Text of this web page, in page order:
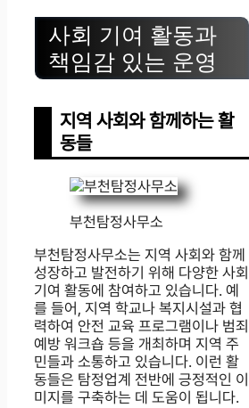
사회 기여 활동과
책임감 있는 운영
지역 사회와 함께하는 활
동들
부천탐정사무소
부천탐정사무소는 지역 사회와 함께
성장하고 발전하기 위해 다양한 사회
기여 활동에 참여하고 있습니다. 예
를 들어, 지역 학교나 복지시설과 협
력하여 안전 교육 프로그램이나 범죄
예방 워크숍 등을 개최하며 지역 주
민들과 소통하고 있습니다. 이런 활
동들은 탐정업계 전반에 긍정적인 이
미지를 구축하는 데 도움이 됩니다.